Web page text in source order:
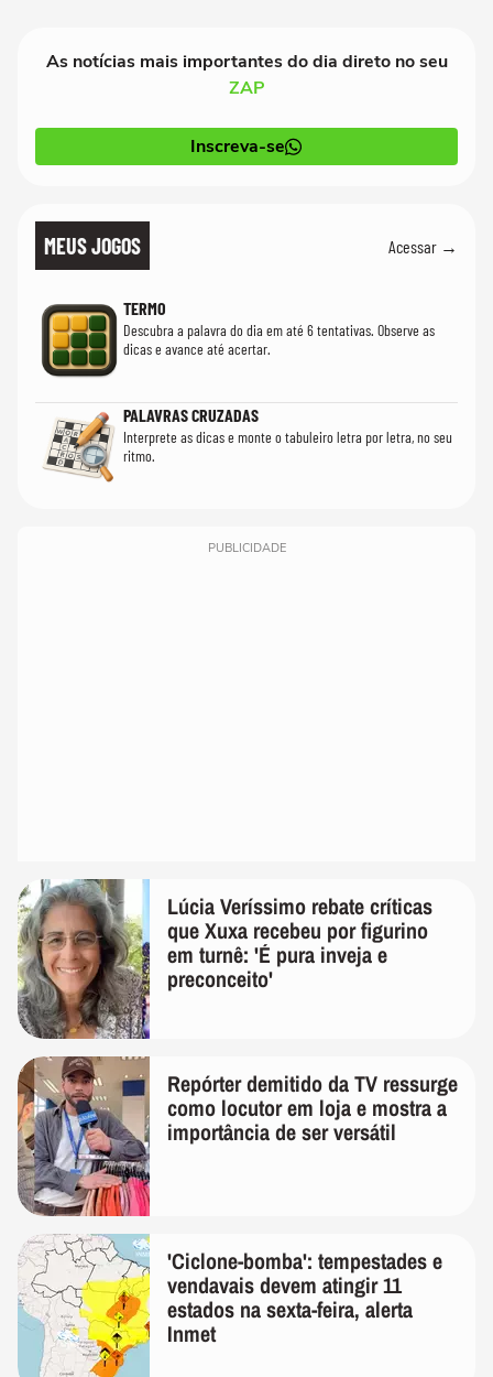
As notícias mais importantes do dia direto no seu
ZAP
Inscreva-se
MEUS JOGOS Acessar →
TERMO
Descubra a palavra do dia em até 6 tentativas. Observe as
dicas e avance até acertar.
PALAVRAS CRUZADAS
Interprete as dicas e monte o tabuleiro letra por letra, no seu
ritmo.
PUBLICIDADE
Lúcia Veríssimo rebate críticas
que Xuxa recebeu por figurino
em turnê: 'É pura inveja e
preconceito'
Repórter demitido da TV ressurge
como locutor em loja e mostra a
importância de ser versátil
'Ciclone-bomba': tempestades e
vendavais devem atingir 11
estados na sexta-feira, alerta
Inmet